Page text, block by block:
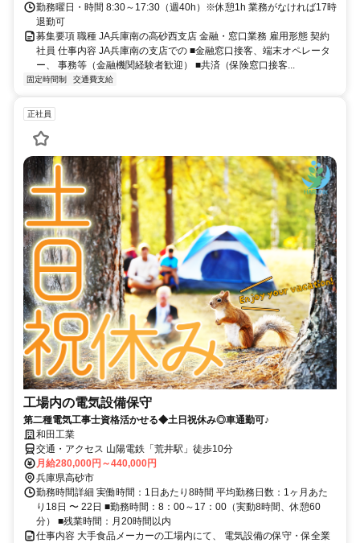
勤務曜日・時間 8:30～17:30（週40h）※休憩1h 業務がなければ17時
退勤可
募集要項 職種 JA兵庫南の高砂西支店 金融・窓口業務 雇用形態 契約
社員 仕事内容 JA兵庫南の支店での ■金融窓口接客、端末オペレータ
ー、 事務等（金融機関経験者歓迎） ■共済（保険窓口接客...
固定時間制 交通費支給
正社員
工場内の電気設備保守
第二種電気工事士資格活かせる◆土日祝休み◎車通勤可♪
和田工業
交通・アクセス 山陽電鉄「荒井駅」徒歩10分
月給280,000円～440,000円
兵庫県高砂市
勤務時間詳細 実働時間：1日あたり8時間 平均勤務日数：1ヶ月あた
り18日 〜 22日 ■勤務時間：8：00～17：00（実動8時間、休憩60
分） ■残業時間：月20時間以内
仕事内容 大手食品メーカーの工場内にて、 電気設備の保守・保全業